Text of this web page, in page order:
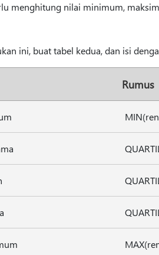
menghitung nilai minimum,
ini, buat tabel kedua, dan isi
Rumus